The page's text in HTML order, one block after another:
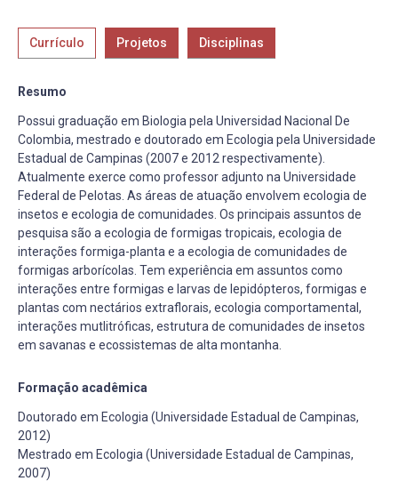
Currículo Projetos Disciplinas
Resumo
Possui graduação em Biologia pela Universidad Nacional De
Colombia, mestrado e doutorado em Ecologia pela Universidade
Estadual de Campinas (2007 e 2012 respectivamente).
Atualmente exerce como professor adjunto na Universidade
Federal de Pelotas. As áreas de atuação envolvem ecologia de
insetos e ecologia de comunidades. Os principais assuntos de
pesquisa são a ecologia de formigas tropicais, ecologia de
interações formiga-planta e a ecologia de comunidades de
formigas arborícolas. Tem experiência em assuntos como
interações entre formigas e larvas de lepidópteros, formigas e
plantas com nectários extraflorais, ecologia comportamental,
interações mutlitróficas, estrutura de comunidades de insetos
em savanas e ecossistemas de alta montanha.
Formação acadêmica
Doutorado em Ecologia (Universidade Estadual de Campinas,
2012)
Mestrado em Ecologia (Universidade Estadual de Campinas,
2007)